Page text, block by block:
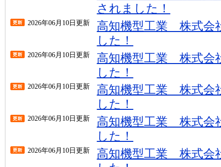
されました！
2026年06月10日更新
高知機型工業 株式会
した！
2026年06月10日更新
高知機型工業 株式会
した！
2026年06月10日更新
高知機型工業 株式会
した！
2026年06月10日更新
高知機型工業 株式会
した！
2026年06月10日更新
高知機型工業 株式会